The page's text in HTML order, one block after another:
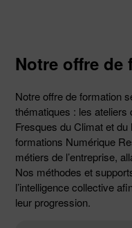
Notre offre de
Notre offre de formation
thématiques : les ateliers
Fresques du Climat et du
formations Numérique
métiers de l’entreprise,
Nos méthodes et
l’intelligence collective
leur progression.